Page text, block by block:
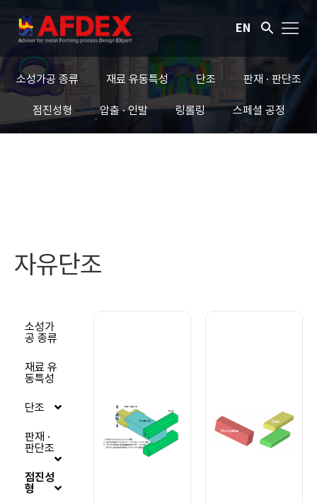
EN
소성가공 종류 재료 유동특성 단조 판재 · 판단조
점진성형 압출 · 인발 링롤링 스페셜 공정
자유단조
소성가
공 종류
재료 유
동특성
단조
판재 ·
판단조
점진성
형